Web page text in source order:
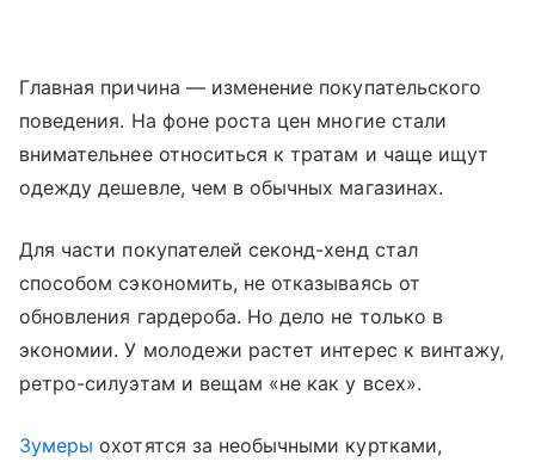
Главная причина — изменение покупательского
поведения. На фоне роста цен многие стали
внимательнее относиться к тратам и чаще ищут
одежду дешевле, чем в обычных магазинах.
Для части покупателей секонд-хенд стал
способом сэкономить, не отказываясь от
обновления гардероба. Но дело не только в
экономии. У молодежи растет интерес к винтажу,
ретро-силуэтам и вещам «не как у всех».
Зумеры охотятся за необычными куртками,